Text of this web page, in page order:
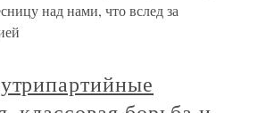
над нами, что вслед за